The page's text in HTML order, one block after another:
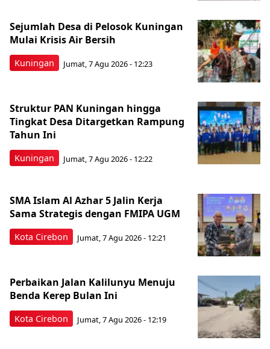
Kuningan
Sejumlah Desa di Pelosok Kuningan
Mulai Krisis Air Bersih
Jumat, 7 Agu 2026 - 12:23
Kuningan
Struktur PAN Kuningan hingga
Tingkat Desa Ditargetkan Rampung
Tahun Ini
Jumat, 7 Agu 2026 - 12:22
Kota Cirebon
SMA Islam Al Azhar 5 Jalin Kerja
Sama Strategis dengan FMIPA UGM
Jumat, 7 Agu 2026 - 12:21
Kota Cirebon
Perbaikan Jalan Kalilunyu Menuju
Benda Kerep Bulan Ini
Jumat, 7 Agu 2026 - 12:19